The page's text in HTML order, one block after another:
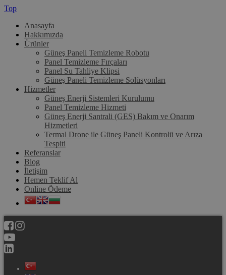
Top
Anasayfa
Hakkımızda
Ürünler
Güneş Paneli Temizleme Robotu
Panel Temizleme Fırçaları
Panel Su Tahliye Klipsi
Güneş Paneli Temizleme Solüsyonları
Hizmetler
Güneş Enerji Sistemleri Kurulumu
Panel Temizleme Hizmeti
Güneş Enerji Santrali (GES) Bakım ve Onarım
Hizmetleri
Termal Drone ile Güneş Paneli Kontrolü ve Arıza
Tespiti
Referanslar
Blog
İletişim
Hemen Teklif Al
Online Ödeme